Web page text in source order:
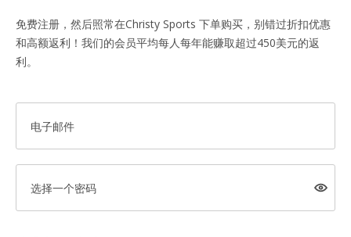
免费注册，然后照常在Christy Sports 下单购买，别错过折扣优惠
和高额返利！我们的会员平均每人每年能赚取超过450美元的返
利。
电子邮件
选择一个密码